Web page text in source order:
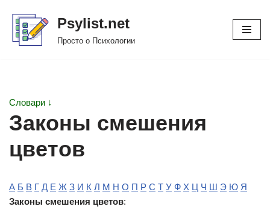
Перейти
Psylist.net
Просто о Психологии
Словари ↓
Законы смешения
цветов
А Б В Г Д Е Ж З И К Л М Н О П Р С Т У Ф Х Ц Ч Ш Э Ю Я
Законы смешения цветов: